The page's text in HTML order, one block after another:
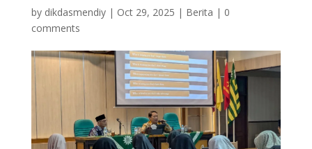
by dikdasmendiy| Oct 29, 2025 | Berita | 0
comments